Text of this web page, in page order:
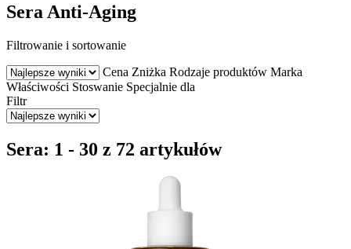
Sera Anti-Aging
Filtrowanie i sortowanie
Cena Zniżka Rodzaje produktów Marka
Właściwości Stoswanie Specjalnie dla
Filtr
Sera: 1 - 30 z 72 artykułów